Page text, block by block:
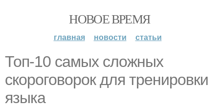
НОВОЕ ВРЕМЯ
главная новости статьи
Топ-10 самых сложных
скороговорок для тренировки
языка